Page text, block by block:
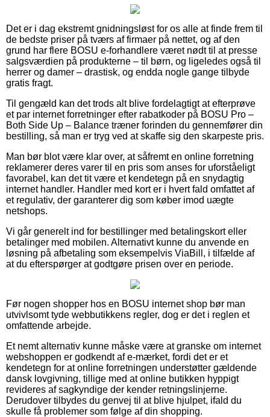
Det er i dag ekstremt gnidningsløst for os alle at finde frem til
de bedste priser på tværs af firmaer på nettet, og af den
grund har flere BOSU e-forhandlere været nødt til at presse
salgsværdien på produkterne – til børn, og ligeledes også til
herrer og damer – drastisk, og endda nogle gange tilbyde
gratis fragt.
Til gengæld kan det trods alt blive fordelagtigt at efterprøve
et par internet forretninger efter rabatkoder på BOSU Pro –
Both Side Up – Balance træner forinden du gennemfører din
bestilling, så man er tryg ved at skaffe sig den skarpeste pris.
Man bør blot være klar over, at såfremt en online forretning
reklamerer deres varer til en pris som anses for uforståeligt
favorabel, kan det tit være et kendetegn på en snydagtig
internet handler. Handler med kort er i hvert fald omfattet af
et regulativ, der garanterer dig som køber imod uægte
netshops.
Vi går generelt ind for bestillinger med betalingskort eller
betalinger med mobilen. Alternativt kunne du anvende en
løsning på afbetaling som eksempelvis ViaBill, i tilfælde af
at du efterspørger at godtgøre prisen over en periode.
Før nogen shopper hos en BOSU internet shop bør man
utvivlsomt tyde webbutikkens regler, dog er det i reglen et
omfattende arbejde.
Et nemt alternativ kunne måske være at granske om internet
webshoppen er godkendt af e-mærket, fordi det er et
kendetegn for at online forretningen understøtter gældende
dansk lovgivning, tillige med at online butikken hyppigt
revideres af sagkyndige der kender retningslinjerne.
Derudover tilbydes du genvej til at blive hjulpet, ifald du
skulle få problemer som følge af din shopping.